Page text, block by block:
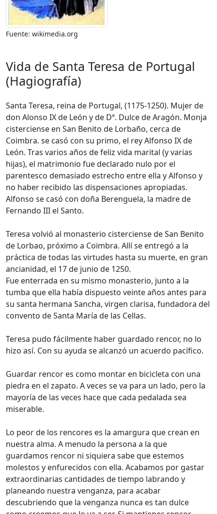
Fuente: wikimedia.org
Vida de Santa Teresa de Portugal
(Hagiografía)
Santa Teresa, reina de Portugal, (1175-1250). Mujer de
don Alonso IX de León y de Dª. Dulce de Aragón. Monja
cisterciense en San Benito de Lorbaño, cerca de
Coimbra. se casó con su primo, el rey Alfonso IX de
León. Tras varios años de feliz vida marital (y varias
hijas), el matrimonio fue declarado nulo por el
parentesco demasiado estrecho entre ella y Alfonso y
no haber recibido las dispensaciones apropiadas.
Alfonso se casó con doña Berenguela, la madre de
Fernando III el Santo.
Teresa volvió al monasterio cisterciense de San Benito
de Lorbao, próximo a Coimbra. Allí se entregó a la
práctica de todas las virtudes hasta su muerte, en gran
ancianidad, el 17 de junio de 1250.
Fue enterrada en su mismo monasterio, junto a la
tumba que ella había dispuesto veinte años antes para
su santa hermana Sancha, virgen clarisa, fundadora del
convento de Santa María de las Cellas.
Teresa pudo fácilmente haber guardado rencor, no lo
hizo así. Con su ayuda se alcanzó un acuerdo pacífico.
Guardar rencor es como montar en bicicleta con una
piedra en el zapato. A veces se va para un lado, pero la
mayoría de las veces hace que cada pedalada sea
miserable.
Lo peor de los rencores es la amargura que crean en
nuestra alma. A menudo la persona a la que
guardamos rencor ni siquiera sabe que estemos
molestos y enfurecidos con ella. Acabamos por gastar
extraordinarias cantidades de tiempo labrando y
planeando nuestra venganza, para acabar
descubriendo que la venganza nunca es tan dulce